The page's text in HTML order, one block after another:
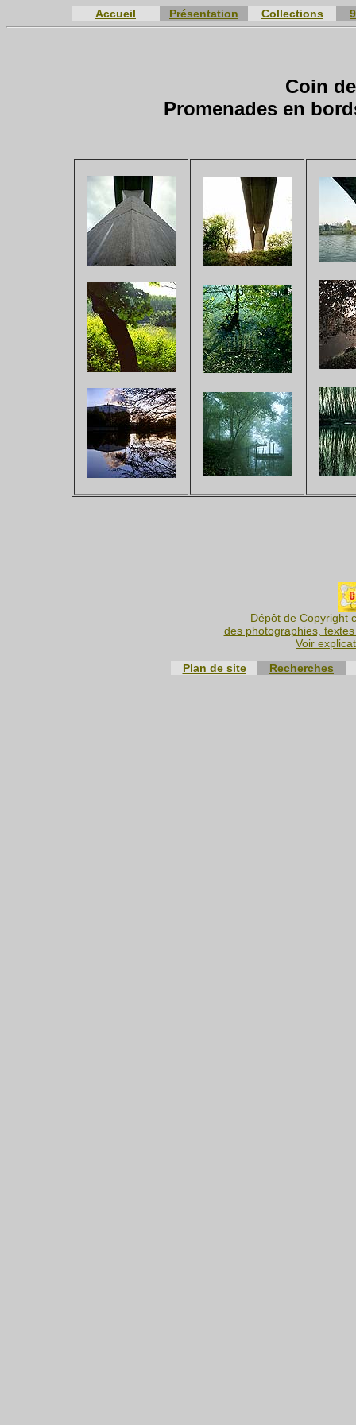
Accueil Présentation Collections
Coin
Promenades en
Dépôt de Copyright
des photographies,
Voir
Plan de site
Recherches